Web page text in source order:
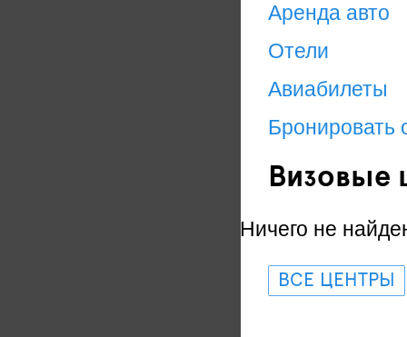
Аренда авто
Отели
Авиабилеты
Бронировать
Визовые
Ничего не
ВСЕ ЦЕНТРЫ